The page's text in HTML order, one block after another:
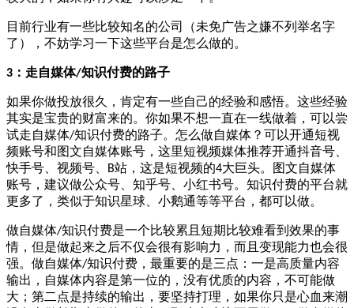
目前行业有一些比较知名的公司（未免广告之嫌不列举名字
了），不妨学习一下这些平台是怎么做的。
3 ：走自媒体/知识付费的路子
如果你做投放很久，肯定有一些自己的经验和感悟。这些经验
其实是宝贵的财富来的。你如果不想一直在一线做着，可以尝
试走自媒体/知识付费的路子。怎么做自媒体？可以开通短视
频账号和图文自媒体账号，这里短视频媒体推荐开通抖音号、
快手号、视频号、
B站，这是短视频的4大巨头。图文自媒体
账号，建议做公众号、知乎号、小红书号。知识付费的平台就
更多了，类似于知识星球、小鹅通等等平台，都可以做。
做自媒体/知识付费是一个比较累且短期比较难看到效果的事
情，但是做起来之后不仅会很有影响力，而且变现能力也会很
强。做自媒体/知识付费，最重要的是三点：一是高质量内容
输出，自媒体内容是第一位的，没有优质的内容，不可能做
大；第二点是持续的输出，要坚持打理，如果你只是心血来潮